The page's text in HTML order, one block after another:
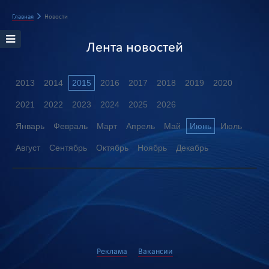
Главная Новости
Лента новостей
2013 2014 2015 2016 2017 2018 2019 2020
2021 2022 2023 2024 2025 2026
Январь Февраль Март Апрель Май Июнь Июль
Август Сентябрь Октябрь Ноябрь Декабрь
Реклама Вакансии